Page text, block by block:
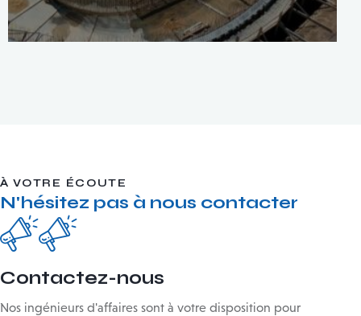
30 novembre 2024 0 Comments
À VOTRE ÉCOUTE
N'hésitez pas à nous contacter
Contactez-nous
Nos ingénieurs d'affaires sont à votre disposition pour